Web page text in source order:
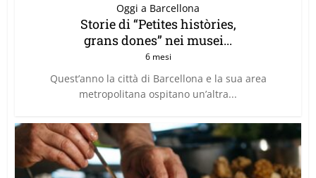
Oggi a Barcellona
Storie di “Petites històries,
grans dones” nei musei...
6 mesi
Quest’anno la città di Barcellona e la sua area
metropolitana ospitano un’altra...